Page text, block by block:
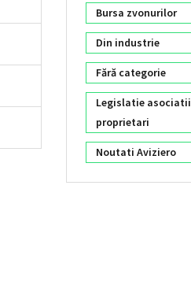
Bursa zvonurilor
Din industrie
Fără categorie
Legislatie asociatii
proprietari
Noutati Aviziero